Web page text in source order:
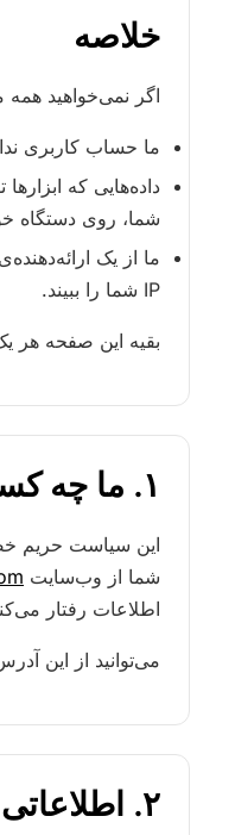
خلاصه
اگر نمی‌خواهید همه
ما حساب کاربری
داده‌هایی که
شما، روی دستگاه
IP شما را ببیند.
بقیه این صفحه هر
۱. ما چه کسی هستیم
این سیاست حریم
شما از وب‌سایت
اطلاعات رفتار
می‌توانید از این
۲. اطلاعاتی که جمع‌آوری نمی‌کنیم